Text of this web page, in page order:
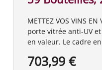
Porte Vitrée,
LED, Cadre
METTEZ VOS VINS
porte vitrée anti-UV
en valeur. Le cadre
ZONES : Jusqu'à 39
703,99 €